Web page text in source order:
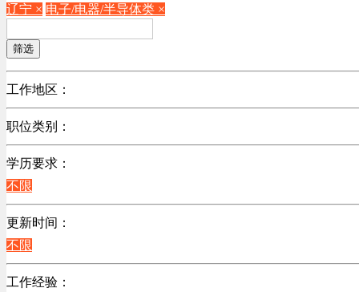
辽宁 × 电子/电器/半导体类 ×
筛选
工作地区：
不限
广东
江苏
陕西
浙江
辽宁
上海
职位类别：
不限
机械制造/仪器仪表类
销售管理类
计算机软件类
贸易/物流/仓储/采购类
客服及凯发娱乐网址的技术支持类
高级管理类
学历要求：
不限
更新时间：
不限
工作经验：